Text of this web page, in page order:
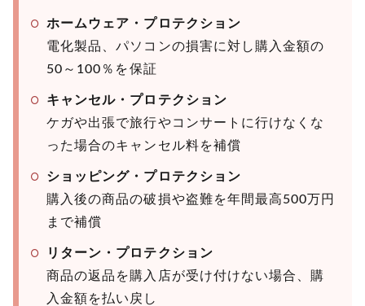
ホームウェア・プロテクション
電化製品、パソコンの損害に対し購入金額の
50～100％を保証
キャンセル・プロテクション
ケガや出張で旅行やコンサートに行けなくな
った場合のキャンセル料を補償
ショッピング・プロテクション
購入後の商品の破損や盗難を年間最高500万円
まで補償
リターン・プロテクション
商品の返品を購入店が受け付けない場合、購
入金額を払い戻し